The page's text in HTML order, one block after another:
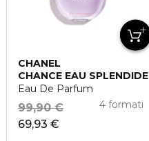
CHANEL
CHANCE EAU SPLENDIDE
Eau De Parfum
69,93 €
99,90 € 4 formati